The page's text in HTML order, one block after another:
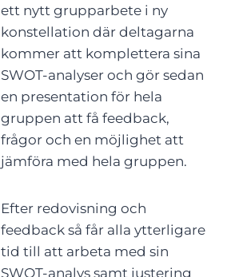
ett nytt grupparbete i ny
konstellation där deltagarna
kommer att komplettera sina
SWOT-analyser och gör sedan
en presentation för hela
gruppen att få feedback,
frågor och en möjlighet att
jämföra med hela gruppen.
Efter redovisning och
feedback så får alla ytterligare
tid till att arbeta med sin
SWOT-analys samt justering